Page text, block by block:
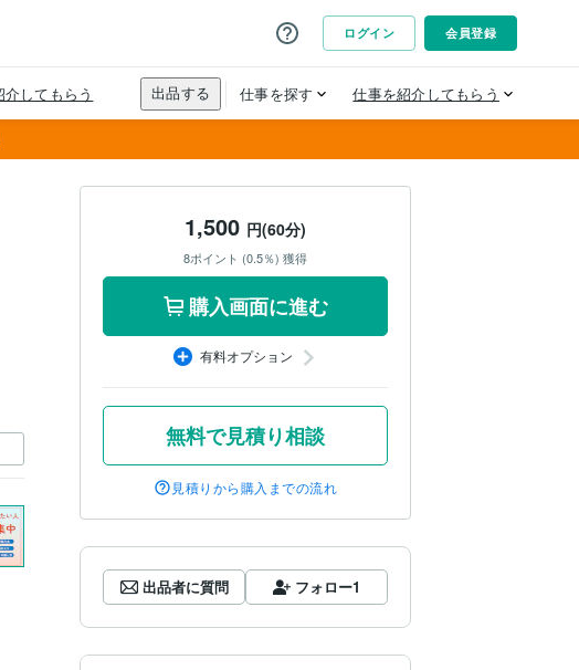
1,500 円(60分)
8ポイント (0.5％) 獲得
購入画面に進む
有料オプション
無料で見積り相談
見積りから購入までの流れ
出品者に質問 フォロー1